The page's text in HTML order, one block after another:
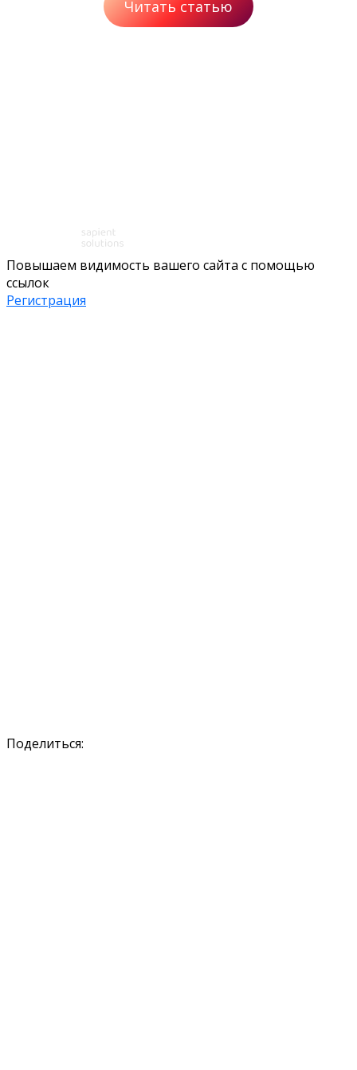
Читать статью
Повышаем видимость вашего сайта с помощью
ссылок
Регистрация
Поделиться: